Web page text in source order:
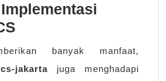
banyak manfaat,
jakarta juga menghadapi